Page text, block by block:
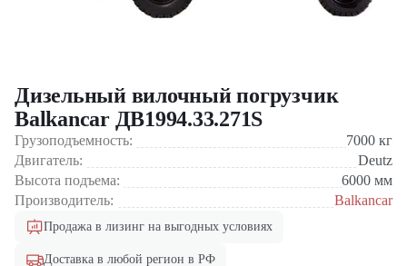
Дизельный вилочный погрузчик
Balkancar ДВ1994.33.271S
Грузоподъемность: 7000 кг
Двигатель:
Deutz
Высота подъема:
6000 мм
Производитель:
Balkancar
Продажа в лизинг на выгодных условиях
Доставка в любой регион в РФ